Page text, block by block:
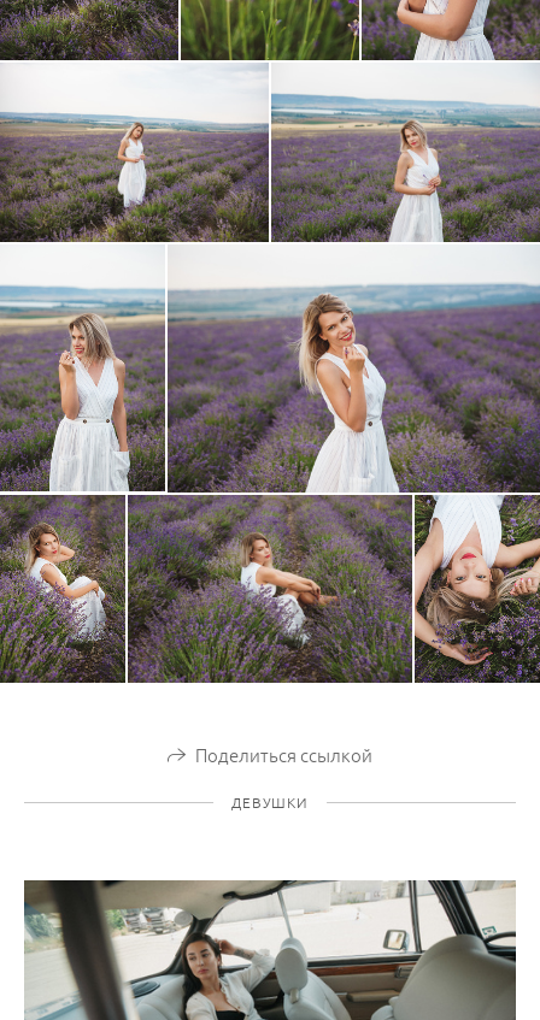
Поделиться ссылкой
ДЕВУШКИ